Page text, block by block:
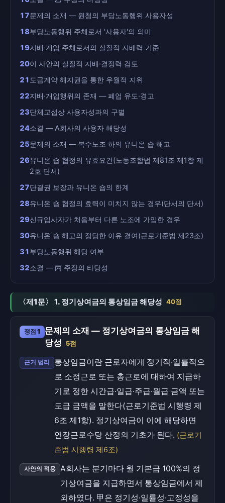
17문제의 소재 — 원청의 부당노동행위 사용자성
18부당노동행위 주체로서 '사용자'의 의미
19지배·개입 주체로서의 실질적 지배력 기준
20이 사안의 실질적 지배·결정력 검토
21 도급계약 해지권을 통한 우월적 지위
22지배·개입행위의 존재 — 폐업 유도·경고
23단체교섭상 사용자성과의 구별
24소결 — A회사의 사용자 해당성
25문제의 소재 — 복수노조 하의 유니온 숍 해고
26유니온 숍 협정의 유효요건(노동조합법 제81조 제1항 제
2호 단서)
27단결권 보장과 유니온 숍의 한계
28유니온 숍 협정의 효력이 미치지 않는 경우(단서의 단서)
29신규입사자가 처음부터 다른 노조에 가입한 경우
30유니온 숍 해고의 정당한 이유 결여(근로기준법 제23조)
31부당노동행위 해당 여부
32소결 — 丙 주장의 타당성
〈제1문〉 1. 정기상여금의 통상임금 해당성 40점
쟁점 1
문제의 소재 — 정기상여금의 통상임금 해
당성 5점
근거 법리
통상임금이란 근로자에게 정기적·일률적으
로 소정근로 또는 총근로에 대하여 지급하
기로 정한 시간급·일급·주급·월급 금액 또는
도급 금액을 말한다(근로기준법 시행령 제
6조 제1항). 정기상여금이 이에 해당하면
연장근로수당 산정의 기초가 된다. (근로기
준법 시행령 제6조)
사안의 적용
A회사는 분기마다 월 기본급 100%의 정
기상여금을 지급하면서 통상임금에서 제
외하였다. 甲은 정기성·일률성·고정성을